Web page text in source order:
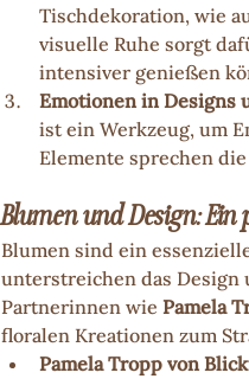
Tischdekoration, wie
visuelle Ruhe sorgt
intensiver genießen
Emotionen in Designs
ist ein Werkzeug, um
Elemente sprechen
Blumen und Design: Ein
Blumen sind ein
unterstreichen das Design
Partnerinnen wie Pamela
floralen Kreationen zum
Pamela Tropp von